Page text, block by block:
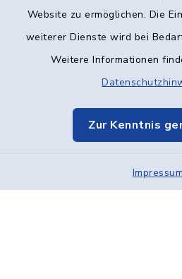
Website zu ermöglichen. Die
weiterer Dienste wird bei
Weitere Informationen
Zur Kenntnis
Impressum
Elektronische